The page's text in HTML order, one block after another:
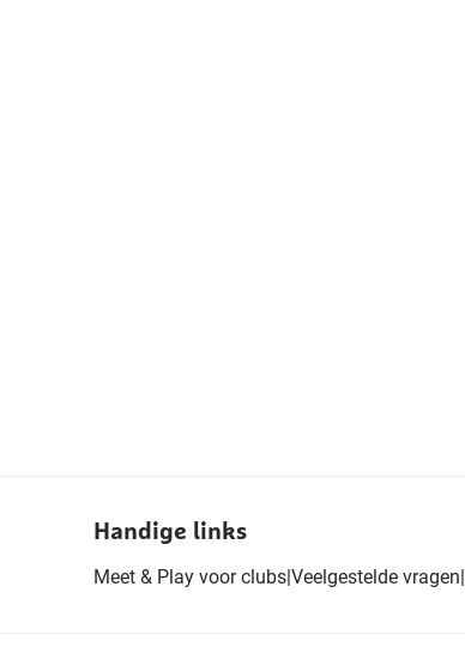
Handige links
Meet & Play voor clubs|Veelgestelde vragen|